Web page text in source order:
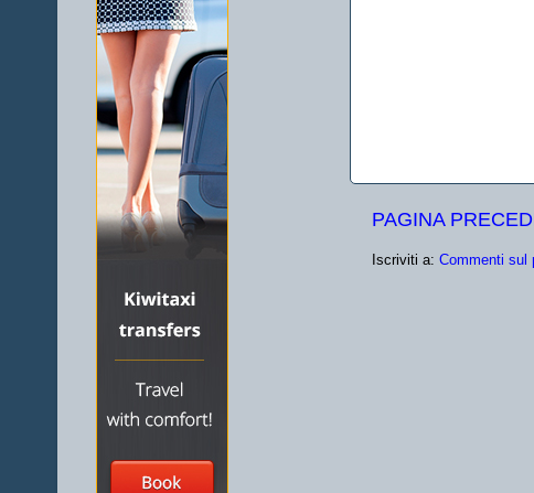
PAGINA
Iscriviti a: Commenti sul